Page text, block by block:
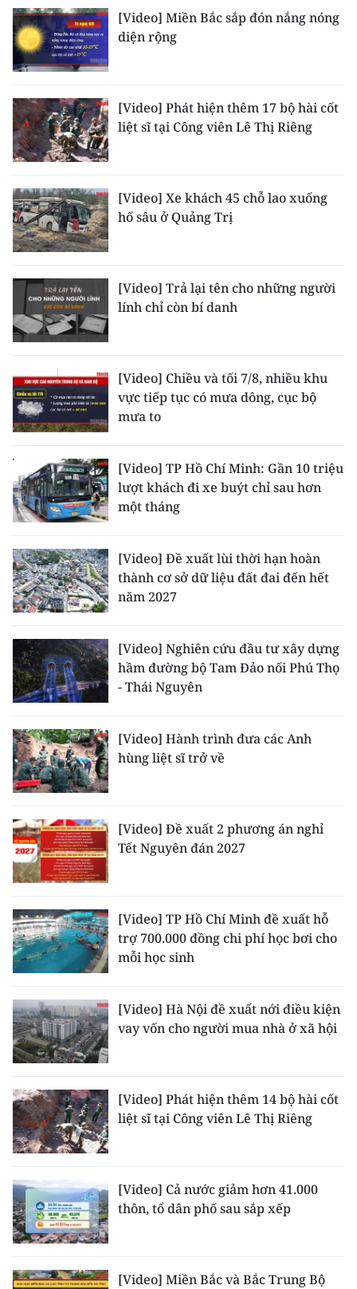
CHUYÊN ĐỀ
CÁC CHUYÊN TRANG
VỀ BÁO NHÂN DÂN
THỜI NAY
NHÂN DÂN CUỐI TUẦN
NHÂN DÂN HẰNG THÁNG
MUA BÁO
ĐỌC BÁO IN
ENGLISH
中文
РУССКИЙ
ESPAÑOL
한국어
[Video] Miền Bắc sắp đón nắng nóng
diện rộng
[Video] Phát hiện thêm 17 bộ hài cốt
liệt sĩ tại Công viên Lê Thị Riêng
[Video] Xe khách 45 chỗ lao xuống
hố sâu ở Quảng Trị
[Video] Trả lại tên cho những người
lính chỉ còn bí danh
[Video] Chiều và tối 7/8, nhiều khu
vực tiếp tục có mưa dông, cục bộ
mưa to
[Video] TP Hồ Chí Minh: Gần 10 triệu
lượt khách đi xe buýt chỉ sau hơn
một tháng
[Video] Đề xuất lùi thời hạn hoàn
thành cơ sở dữ liệu đất đai đến hết
năm 2027
[Video] Nghiên cứu đầu tư xây dựng
hầm đường bộ Tam Đảo nối Phú Thọ
- Thái Nguyên
[Video] Hành trình đưa các Anh
hùng liệt sĩ trở về
[Video] Đề xuất 2 phương án nghỉ
Tết Nguyên đán 2027
[Video] TP Hồ Chí Minh đề xuất hỗ
trợ 700.000 đồng chi phí học bơi cho
mỗi học sinh
[Video] Hà Nội đề xuất nới điều kiện
vay vốn cho người mua nhà ở xã hội
[Video] Phát hiện thêm 14 bộ hài cốt
liệt sĩ tại Công viên Lê Thị Riêng
[Video] Cả nước giảm hơn 41.000
thôn, tổ dân phố sau sắp xếp
[Video] Miền Bắc và Bắc Trung Bộ